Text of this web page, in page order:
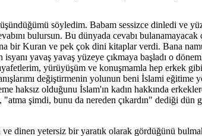
söyledim. Babam sessizce dinledi ve
bulursun. Bu dünyada cevabı
bir Kuran ve pek çok dini kitaplar verdi. Bana
yavaş yavaş yüzeye çıkmaya başladı o
yürüyüşüm ve konuşmamla hep erkek
değiştirmenin yolunun beni İslami eğitime
haksız olduğunu İslam'ın kadın hakkında
şimdi, bunu da nereden çıkardın" dediği dün
dinen yetersiz bir yaratık olarak gördüğünü